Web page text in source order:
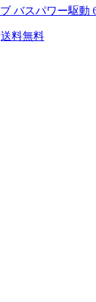
バスパワー駆動
送料無料